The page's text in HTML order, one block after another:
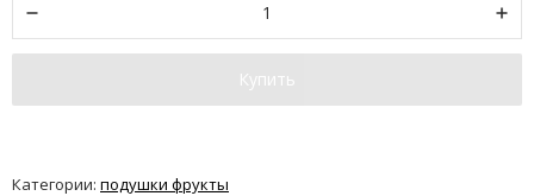
Купить
Категории: подушки фрукты